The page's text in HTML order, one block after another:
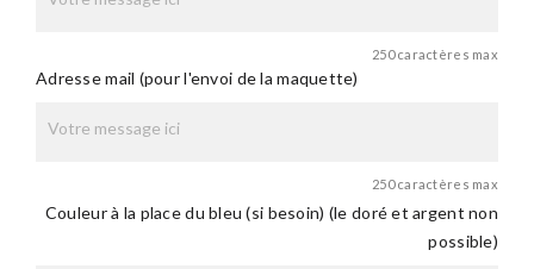
250 caractères max
Adresse mail (pour l'envoi de la maquette)
250 caractères max
Couleur à la place du bleu (si besoin) (le doré et argent non
possible)